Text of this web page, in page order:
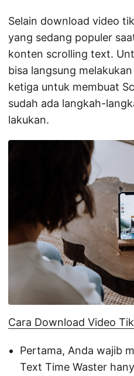
Selain download video
yang sedang populer
konten scrolling text.
bisa langsung
ketiga untuk membuat
sudah ada langkah-
lakukan.
Cara Download Video
Pertama, Anda wajib
Text Time Waster